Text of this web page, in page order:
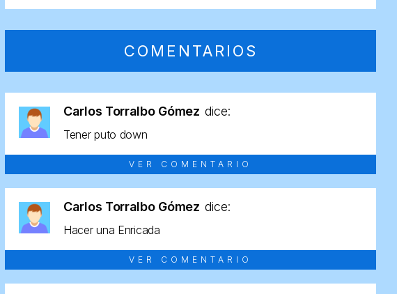
COMENTARIOS
Carlos Torralbo Gómez dice:
Tener puto down
VER COMENTARIO
Carlos Torralbo Gómez dice:
Hacer una Enricada
VER COMENTARIO